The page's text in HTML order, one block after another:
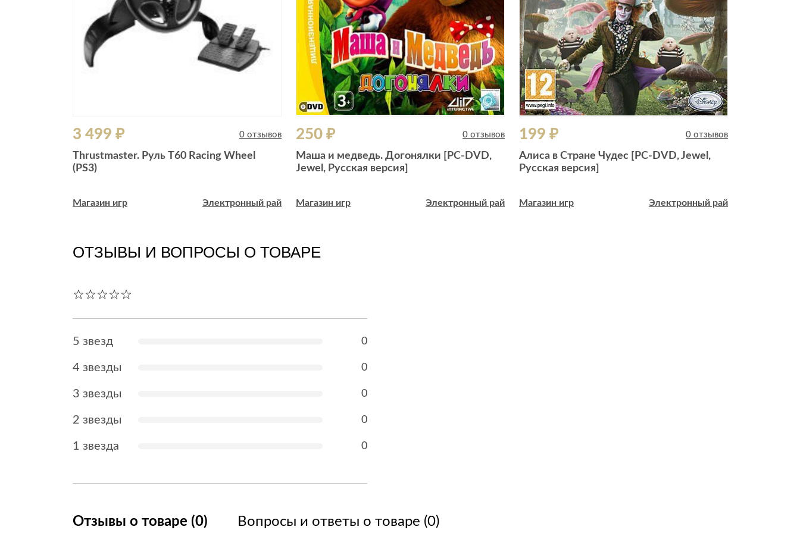
3 499 ₽ 0 отзывов
Thrustmaster. Руль T60 Racing Wheel
(PS3)
Магазин игр Электронный рай
250 ₽ 0 отзывов
Маша и медведь. Догонялки [РС-DVD,
Jewel, Русская версия]
Магазин игр Электронный рай
199 ₽ 0 отзывов
Алиса в Стране Чудес [PC-DVD, Jewel,
Русская версия]
Магазин игр Электронный рай
ОТЗЫВЫ И ВОПРОСЫ О ТОВАРЕ
Отзывы о товаре (0) Вопросы и ответы о товаре (0)
5 звезд 0
4 звезды 0
3 звезды 0
2 звезды 0
1 звезда 0